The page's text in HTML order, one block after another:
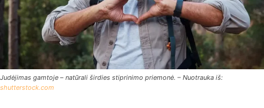
Judėjimas gamtoje – natūrali širdies stiprinimo priemonė. – Nuotrauka iš:
shutterstock.com